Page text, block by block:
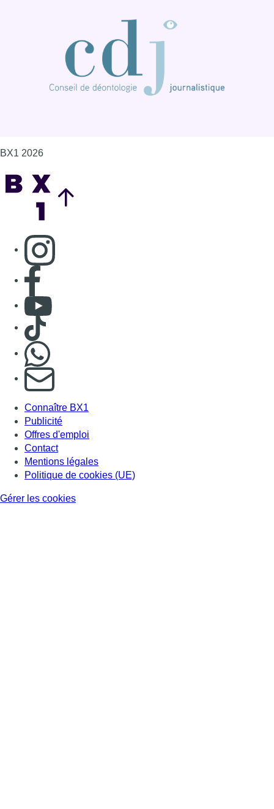
BX1 2026
Consulter page Instagram
Consulter page Facebook
Consulter Youtube
Consulter TikTok
S'abonner à notre newsletter
Connaître BX1
Publicité
Offres d'emploi
Contact
Mentions légales
Politique de cookies (UE)
Gérer les cookies